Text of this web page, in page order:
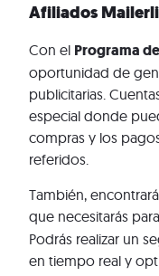
Afiliados
Con el Programa
oportunidad de
publicitarias.
especial donde
compras y los
referidos.
También,
que necesitarás
Podrás realizar un
en tiempo real y